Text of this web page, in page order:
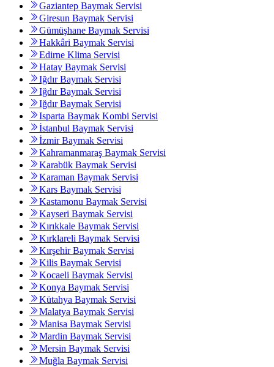
Gaziantep Baymak Servisi
Giresun Baymak Servisi
Gümüşhane Baymak Servisi
Hakkâri Baymak Servisi
Edirne Klima Servisi
Hatay Baymak Servisi
Iğdır Baymak Servisi
Iğdır Baymak Servisi
Iğdır Baymak Servisi
Isparta Baymak Kombi Servisi
İstanbul Baymak Servisi
İzmir Baymak Servisi
Kahramanmaraş Baymak Servisi
Karabük Baymak Servisi
Karaman Baymak Servisi
Kars Baymak Servisi
Kastamonu Baymak Servisi
Kayseri Baymak Servisi
Kırıkkale Baymak Servisi
Kırklareli Baymak Servisi
Kırşehir Baymak Servisi
Kilis Baymak Servisi
Kocaeli Baymak Servisi
Konya Baymak Servisi
Kütahya Baymak Servisi
Malatya Baymak Servisi
Manisa Baymak Servisi
Mardin Baymak Servisi
Mersin Baymak Servisi
Muğla Baymak Servisi